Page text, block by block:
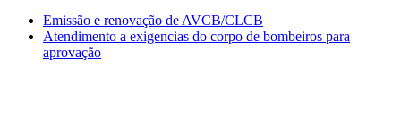
Emissão e renovação de AVCB/CLCB
Atendimento a exigencias do corpo de bombeiros para
aprovação